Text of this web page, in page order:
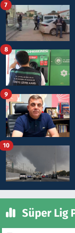
7
8
9
10
Süper Lig